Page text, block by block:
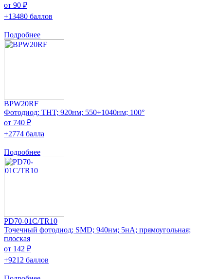
от 90 ₽
+13480 баллов
Подробнее
BPW20RF
Фотодиод; THT; 920нм; 550÷1040нм; 100°
от 740 ₽
+2774 балла
Подробнее
PD70-01C/TR10
Точечный фотодиод; SMD; 940нм; 5нА; прямоугольная;
плоская
от 142 ₽
+9212 баллов